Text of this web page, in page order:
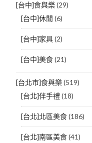
[台中]食與樂(29)
[台中]休閒 (6)
[台中]家具(2)
[台中]美食(21)
[台北市]食與樂(519)
[台北]伴手禮(18)
[台北]北區美食(186)
[台北]南區美食(41)